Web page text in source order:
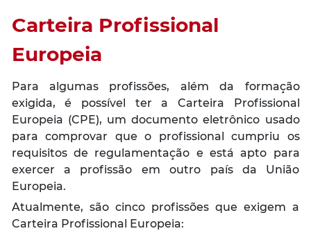
Carteira Profissional
Europeia
Para algumas profissões, além da formação
exigida, é possível ter a Carteira Profissional
Europeia (CPE), um documento eletrônico usado
para comprovar que o profissional cumpriu os
requisitos de regulamentação e está apto para
exercer a profissão em outro país da União
Europeia.
Atualmente, são cinco profissões que exigem a
Carteira Profissional Europeia: